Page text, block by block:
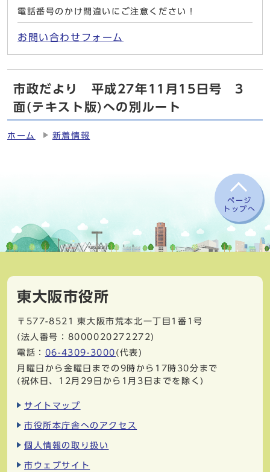
電話番号のかけ間違いにご注意ください！
お問い合わせフォーム
市政だより 平成27年11月15日号 3
面(テキスト版)への別ルート
ホーム 新着情報
ページ
トップへ
東大阪市役所
〒577-8521
東大阪市荒本北一丁目1番1号
(法人番号：8000020272272)
電話： 06-4309-3000 (代表)
月曜日から金曜日までの9時から17時30分まで
(祝休日、12月29日から1月3日までを除く)
サイトマップ
市役所本庁舎へのアクセス
個人情報の取り扱い
市ウェブサイト